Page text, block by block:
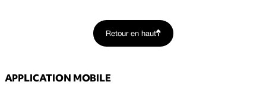
Retour en haut
APPLICATION MOBILE